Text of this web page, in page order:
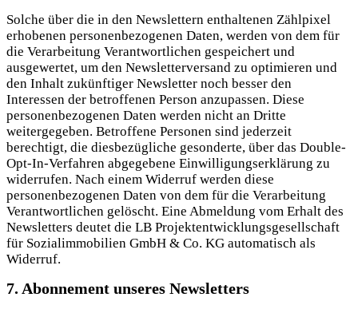
Solche über die in den Newslettern enthaltenen Zählpixel
erhobenen personenbezogenen Daten, werden von dem für
die Verarbeitung Verantwortlichen gespeichert und
ausgewertet, um den Newsletterversand zu optimieren und
den Inhalt zukünftiger Newsletter noch besser den
Interessen der betroffenen Person anzupassen. Diese
personenbezogenen Daten werden nicht an Dritte
weitergegeben. Betroffene Personen sind jederzeit
berechtigt, die diesbezügliche gesonderte, über das Double-
Opt-In-Verfahren abgegebene Einwilligungserklärung zu
widerrufen. Nach einem Widerruf werden diese
personenbezogenen Daten von dem für die Verarbeitung
Verantwortlichen gelöscht. Eine Abmeldung vom Erhalt des
Newsletters deutet die LB Projektentwicklungsgesellschaft
für Sozialimmobilien GmbH & Co. KG automatisch als
Widerruf.
7. Abonnement unseres Newsletters